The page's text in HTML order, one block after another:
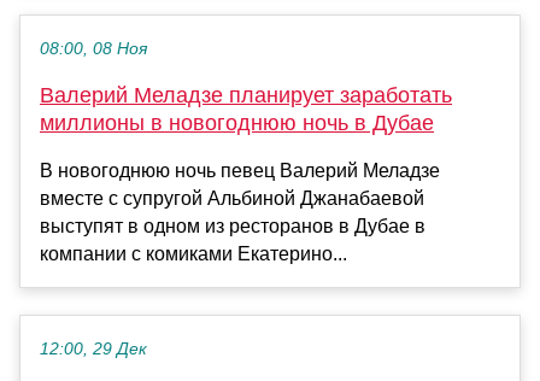
08:00, 08 Ноя
Валерий Меладзе планирует заработать
миллионы в новогоднюю ночь в Дубае
В новогоднюю ночь певец Валерий Меладзе
вместе с супругой Альбиной Джанабаевой
выступят в одном из ресторанов в Дубае в
компании с комиками Екатерино...
12:00, 29 Дек